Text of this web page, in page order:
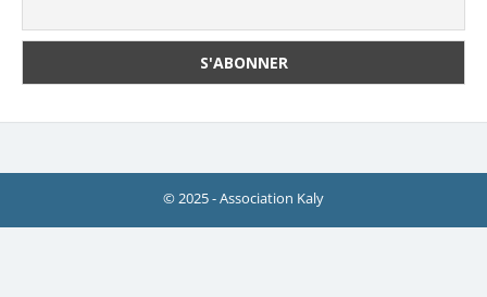
© 2025 - Association Kaly